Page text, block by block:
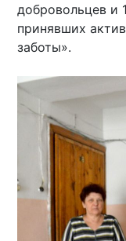
добровольцев и
принявших
заботы».